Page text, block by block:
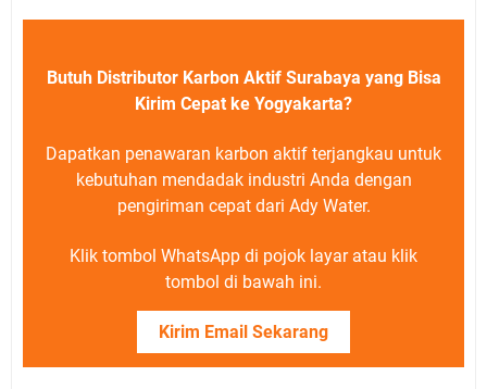
Butuh Distributor Karbon Aktif Surabaya yang Bisa
Kirim Cepat ke Yogyakarta?
Dapatkan penawaran karbon aktif terjangkau untuk
kebutuhan mendadak industri Anda dengan
pengiriman cepat dari Ady Water.
Klik tombol WhatsApp di pojok layar atau klik
tombol di bawah ini.
Kirim Email Sekarang